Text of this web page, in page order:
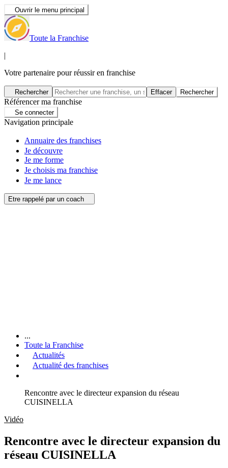
Ouvrir le menu principal
Toute la Franchise
|
Votre partenaire pour réussir en franchise
Rechercher Effacer Rechercher
Référencer ma franchise
Se connecter
Navigation principale
Annuaire des franchises
Je découvre
Je me forme
Je choisis ma franchise
Je me lance
Etre rappelé par un coach
...
Toute la Franchise
Actualités
Actualité des franchises
Rencontre avec le directeur expansion du réseau
CUISINELLA
Vidéo
Rencontre avec le directeur expansion du
réseau CUISINELLA